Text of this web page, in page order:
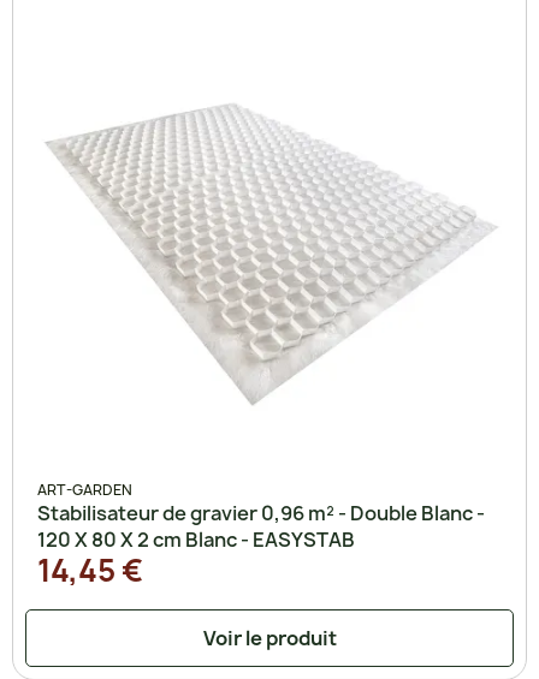
ART-GARDEN
Stabilisateur de gravier 0,96 m² - Double Blanc -
120 X 80 X 2 cm Blanc - EASYSTAB
14,45 €
Voir le produit